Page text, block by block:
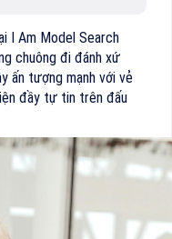
I Am Model Search
chuông đi đánh xứ
ấn tượng mạnh với vẻ
đầy tự tin trên đấu